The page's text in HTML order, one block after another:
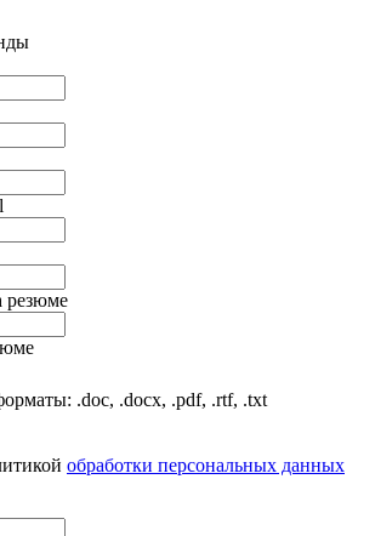
резюме
.doc, .docx, .pdf, .rtf, .txt
обработки персональных данных